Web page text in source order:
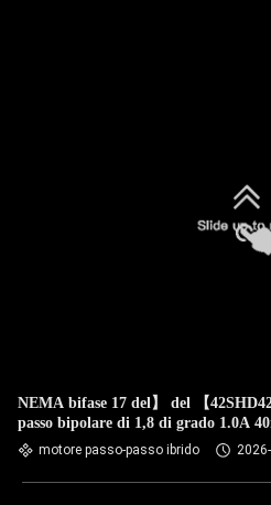
NEMA bifase 17 del】 del 【
passo bipolare di 1,8 di grado 1.0A
con automazione industriale
motore passo-passo ibrido